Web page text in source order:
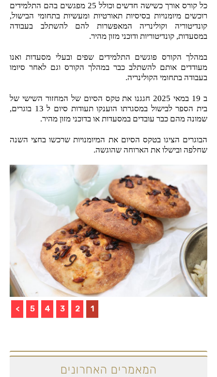
המאמרים האחרונים
כל קורס אורך כשישה חדשים וכולל 25 מפגשים בהם התלמידים
רוכשים מיומנויות בסיסיות תאורטיות ומעשיות בתחומי הבישול,
קונדיטוריה וקולינריה המאפשרות להם להשתלב בעבודה
במסעדות, קונדיטוריות ודוכני מזון מהיר.
במהלך הקורס פוגשים התלמידים שפים ובעלי מסעדות ואנו
מעודדים אותם להשתלב כבר במהלך הקורס וגם לאחר סיומו
בעבודה בתחומי הקולינריה.
ב 19 במאי 2025 חגגנו את טקס הסיום של המחזור השישי של
בית הספר לבישול במסגרתו הוענקו תעודות סיום ל 13 בוגרים,
שמונה מהם כבר עובדים במסעדות או בדוכני מזון מהיר.
הבוגרים הציגו בטקס הסיום את המיומנויות שרכשו בחצי השנה
שחלפה ובישלו את הארוחה שהוגשה.
1
2
3
4
5
>